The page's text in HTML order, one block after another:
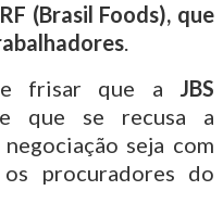
(Brasil Foods), que
.
frisar que a JBS
que se recusa a
seja com
procuradores do